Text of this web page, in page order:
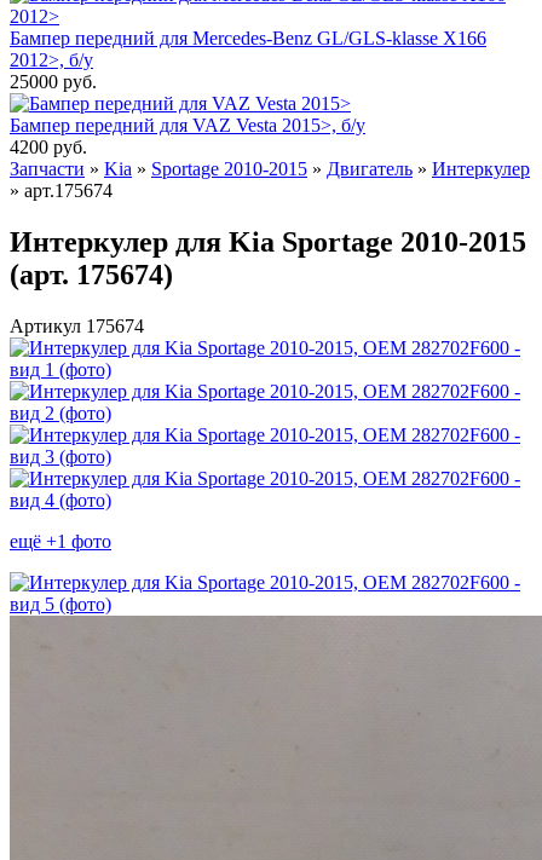
Бампер передний для Mercedes-Benz GL/GLS-klasse X166
2012>, б/у
25000 руб.
Бампер передний для VAZ Vesta 2015>, б/у
4200 руб.
Запчасти » Kia » Sportage 2010-2015 » Двигатель » Интеркулер
» арт.175674
Интеркулер для Kia Sportage 2010-2015
(арт. 175674)
Артикул 175674
ещё +1 фото